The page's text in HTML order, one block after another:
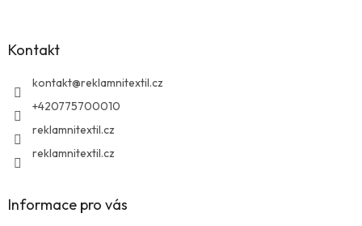
Kontakt
kontakt@reklamnitextil.cz
+420775700010
reklamnitextil.cz
reklamnitextil.cz
Informace pro vás